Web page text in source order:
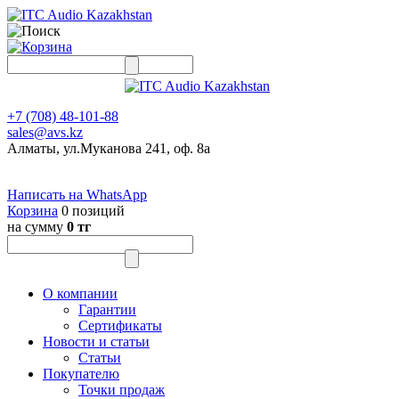
+7 (708) 48-101-88
sales@avs.kz
Алматы, ул.Муканова 241, оф. 8а
Написать на WhatsApp
Корзина 0 позиций
на сумму 0 тг
О компании
Гарантии
Сертификаты
Новости и статьи
Статьи
Покупателю
Точки продаж